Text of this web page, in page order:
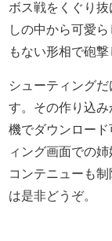
ボス戦をくぐり
しの中から可愛
もない形相で砲撃
シューティング
す。その作り込
機でダウンロー
ィング画面での
コンテニューも
は是非どうぞ。